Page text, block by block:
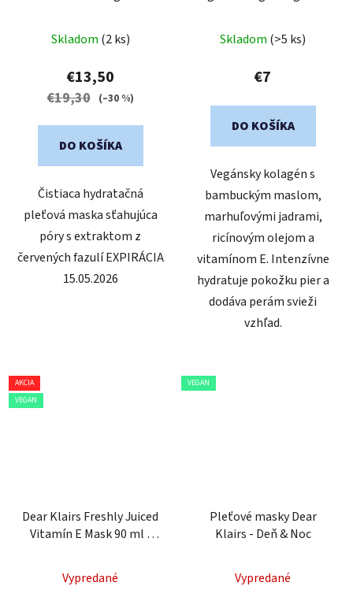
maska
Skladom (2 ks)
€13,50
€19,30 (–30 %)
DO KOŠÍKA
Čistiaca hydratačná
pleťová maska ​​sťahujúca
póry s extraktom z
červených fazulí EXPIRÁCIA
15.05.2026
Skladom (>5 ks)
€7
DO KOŠÍKA
Vegánsky kolagén s
bambuckým maslom,
marhuľovými jadrami,
ricínovým olejom a
vitamínom E. Intenzívne
hydratuje pokožku pier a
dodáva perám svieži
vzhľad.
AKCIA
VEGAN
Dear Klairs Freshly Juiced
Vitamín E Mask 90 ml -
Vypredané
VEGAN
Pleťové masky Dear
Klairs - Deň & Noc
Vypredané